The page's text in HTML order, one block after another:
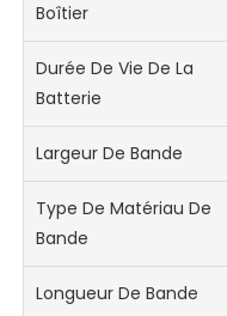
Boîtier
Durée De Vie De La
Batterie
Largeur De Bande
Type De Matériau De
Bande
Longueur De Bande